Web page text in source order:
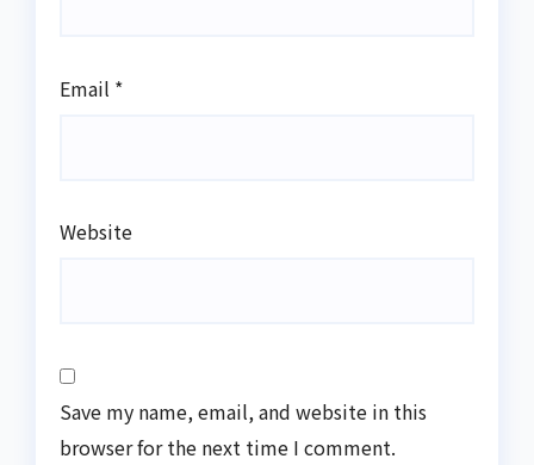
Email *
Website
Save my name, email, and website in this
browser for the next time I comment.